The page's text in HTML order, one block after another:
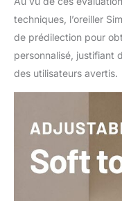
techniques, l’oreiller
de prédilection pour
personnalisé, justifiant
des utilisateurs avertis.